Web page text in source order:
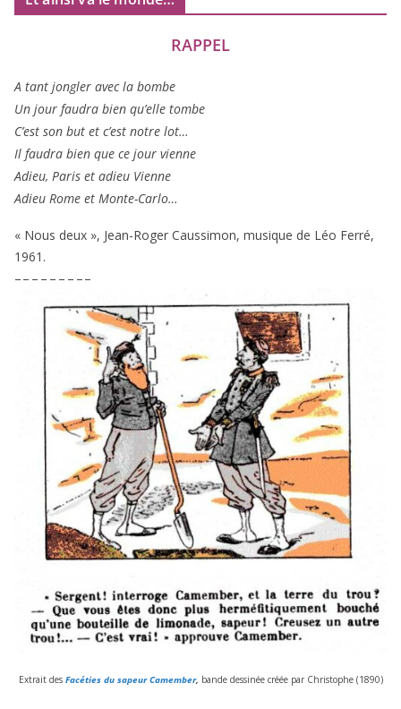
RAPPEL
A tant jon­gler avec la bombe
Un jour fau­dra bien qu’elle tombe
C’est son but et c’est notre lot…
Il fau­dra bien que ce jour vienne
Adieu, Paris et adieu Vienne
Adieu Rome et Monte-Carlo…
« Nous deux », Jean-Roger Caussimon, musique de Léo Ferré,
1961 .
– – – – – – – – –
Extrait desFacéties du sapeur Camember, bande des­si­née créée par Christophe (1890)